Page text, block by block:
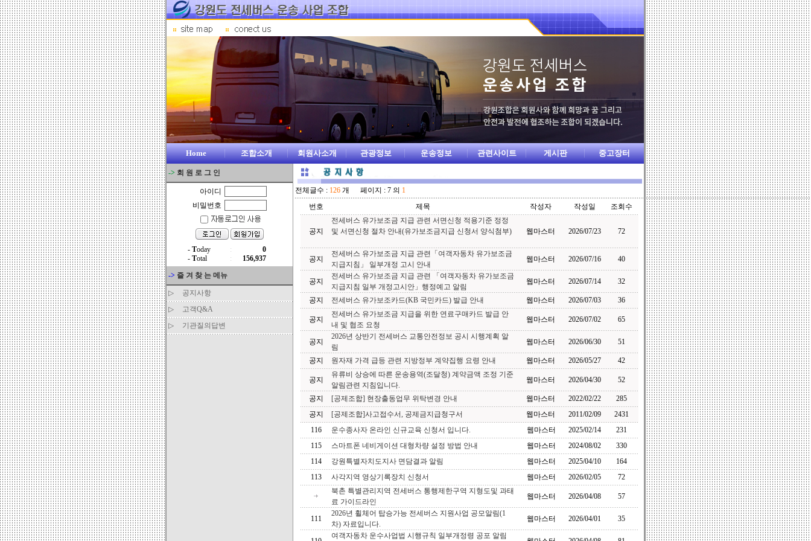
Home 조합소개 회원사소개 관광정보 운송정보 관련사이트 게시판 중고장터
-> 회 원 로 그 인
아이디
비밀번호
-> 즐 겨 찾 는 메뉴
▷
공지사항
▷
고객Q&A
▷
기관질의답변
전체글수 : 126 개 페이지 : 7 의 1
번호
제목 작성자 작성일 조회수
공지
전세버스 유가보조금 지급 관련 서면신청 적용기준 정정
및 서면신청 절차 안내(유가보조금지급 신청서 양식첨부)
웹마스터 2026/07/23 72
공지
전세버스 유가보조금 지급 관련「여객자동차 유가보조금
지급지침」 일부개정 고시 안내
웹마스터 2026/07/16 40
공지
전세버스 유가보조금 지급 관련 「여객자동차 유가보조금
지급지침 일부 개정고시안」행정예고 알림
웹마스터 2026/07/14 32
공지 전세버스 유가보조카드(KB 국민카드) 발급 안내 웹마스터 2026/07/03 36
공지
전세버스 유가보조금 지급을 위한 연료구매카드 발급 안
내 및 협조 요청
웹마스터 2026/07/02 65
공지
2026년 상반기 전세버스 교통안전정보 공시 시행계획 알
림
웹마스터 2026/06/30 51
공지 원자재 가격 급등 관련 지방정부 계약집행 요령 안내 웹마스터 2026/05/27 42
공지
유류비 상승에 따른 운송용역(조달청) 계약금액 조정 기준
알림관련 지침입니다.
웹마스터 2026/04/30 52
공지 [공제조합] 현장출동업무 위탁변경 안내 웹마스터 2022/02/22
285
공지
[공제조합]사고접수서, 공제금지급청구서 웹마스터 2011/02/09
2431
116
운수종사자 온라인 신규교육 신청서 입니다. 웹마스터 2025/02/14
231
115
스마트폰 네비게이션 대형차량 설정 방법 안내 웹마스터 2024/08/02
330
114
강원특별자치도지사 면담결과 알림 웹마스터 2025/04/10
164
113
사각지역 영상기록장치 신청서 웹마스터 2026/02/05
72
북촌 특별관리지역 전세버스 통행제한구역 지형도및 과태
료 가이드라인
웹마스터 2026/04/08 57
111
2026년 휠체어 탑승가능 전세버스 지원사업 공모알림(1
차) 자료입니다.
웹마스터 2026/04/01 35
여객자동차 운수사업법 시행규칙 일부개정령 공포 알림